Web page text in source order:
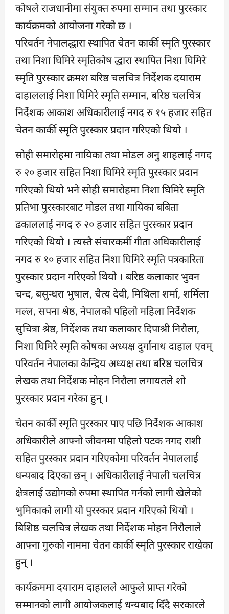
कोषले राजधानीमा संयुक्त रुपमा सम्मान तथा पुरस्कार
कार्यक्रमको आयोजना गरेको छ ।
परिवर्तन नेपालद्धारा स्थापित चेतन कार्की स्मृति पुरस्कार
तथा निशा घिमिरे स्मृतिकोष द्धारा स्थापित निशा घिमिरे
स्मृति पुरस्कार क्रमश बरिष्ठ चलचित्र निर्देशक दयाराम
दाहाललाई निशा घिमिरे स्मृति सम्मान, बरिष्ठ चलचित्र
निर्देशक आकाश अधिकारीलाई नगद रु १५ हजार सहित
चेतन कार्की स्मृति पुरस्कार प्रदान गरिएको थियो ।
सोही समारोहमा नायिका तथा मोडल अनु शाहलाई नगद
रु २० हजार सहित निशा घिमिरे स्मृति पुरस्कार प्रदान
गरिएको थियो भने सोही समारोहमा निशा घिमिरे स्मृति
प्रतिभा पुरस्कारबाट मोडल तथा गायिका बबिता
ढकाललाई नगद रु २० हजार सहित पुरस्कार प्रदान
गरिएको थियो । त्यस्तै संचारकर्मी गीता अधिकारीलाई
नगद रु १० हजार सहित निशा घिमिरे स्मृति पत्रकारिता
पुरस्कार प्रदान गरिएको थियो । बरिष्ठ कलाकार भुवन
चन्द, बसुन्धरा भुषाल, चैत्य देवी, मिथिला शर्मा, शर्मिला
मल्ल, सपना श्रेष्ठ, नेपालको पहिलो महिला निर्देशक
सुचित्रा श्रेष्ठ, निर्देशक तथा कलाकार दिपाश्री निरौला,
निशा घिमिरे स्मृति कोषका अध्यक्ष दुर्गानाथ दाहाल एवम्
परिवर्तन नेपालका केन्द्रिय अध्यक्ष तथा बरिष्ठ चलचित्र
लेखक तथा निर्देशक मोहन निरौला लगायतले शो
पुरस्कार प्रदान गरेका हुन् ।
चेतन कार्की स्मृति पुरस्कार पाए पछि निर्देशक आकाश
अधिकारीले आफ्नो जीवनमा पहिलो पटक नगद राशी
सहित पुरस्कार प्रदान गरिएकोमा परिवर्तन नेपाललाई
धन्यबाद दिएका छन् । अधिकारीलाई नेपाली चलचित्र
क्षेत्रलाई उद्योगको रुपमा स्थापित गर्नको लागी खेलेको
भुमिकाको लागी यो पुरस्कार प्रदान गरिएको थियो ।
बिशिष्ठ चलचित्र लेखक तथा निर्देशक मोहन निरौलाले
आफ्ना गुरुको नाममा चेतन कार्की स्मृति पुरस्कार राखेका
हुन् ।
कार्यक्रममा दयाराम दाहालले आफुले प्राप्त गरेको
सम्मानको लागी आयोजकलाई धन्यबाद दिँदै सरकारले